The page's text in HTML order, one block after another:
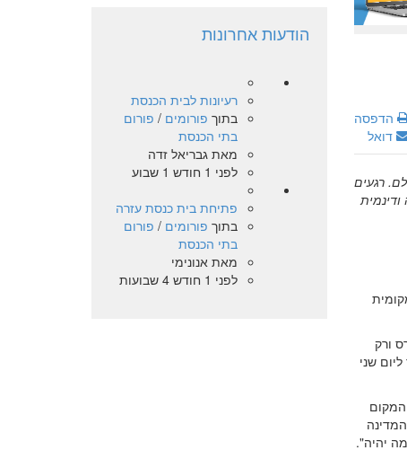
הדפסה
דואל
רגעים
ורק
שני
יהיה".
הודעות אחרונות
רעיונות לבית הכנסת
בתוך פורומים / פורום
בתי הכנסת
מאתגבריאל זדה
לפני 1 חודש 1 שבוע
פתיחת בית כנסת עזרה
בתוך פורומים / פורום
בתי הכנסת
מאתאנונימי
לפני 1 חודש 4 שבועות